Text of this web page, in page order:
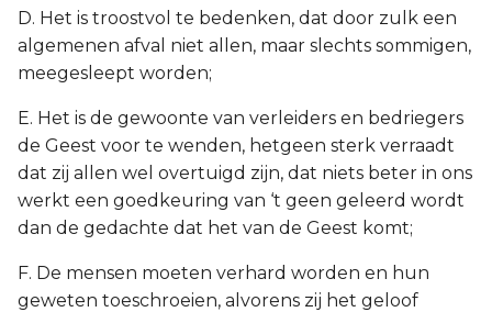
D. Het is troostvol te bedenken, dat door zulk een
algemenen afval niet allen, maar slechts sommigen,
meegesleept worden;
E. Het is de gewoonte van verleiders en bedriegers
de Geest voor te wenden, hetgeen sterk verraadt
dat zij allen wel overtuigd zijn, dat niets beter in ons
werkt een goedkeuring van ‘t geen geleerd wordt
dan de gedachte dat het van de Geest komt;
F. De mensen moeten verhard worden en hun
geweten toeschroeien, alvorens zij het geloof